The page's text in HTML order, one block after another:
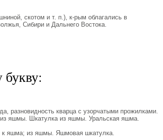
скотом и т. п.), к-рым облагались в
Сибири и Дальнего Востока.
букву:
кварца с узорчатыми прожилками.
яшмы. Шкатулка из яшмы. Уральская яшма.
из яшмы. Яшмовая шкатулка.